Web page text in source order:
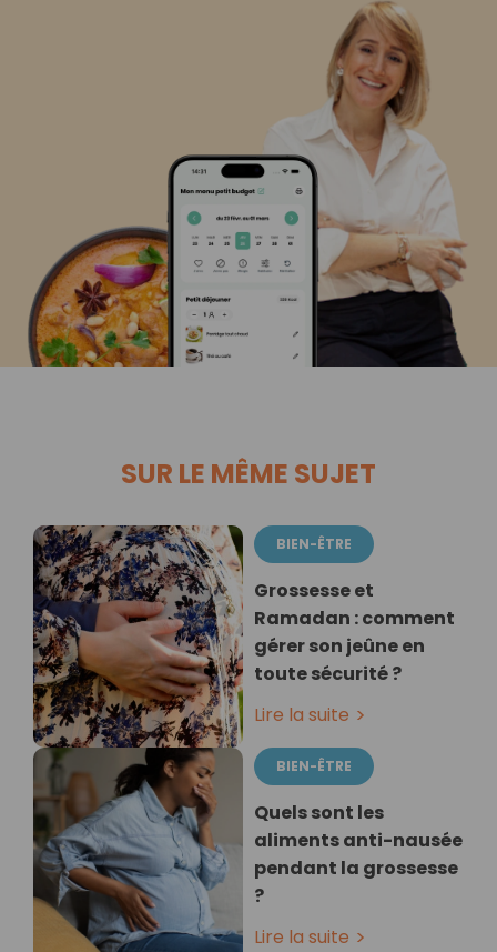
SUR LE MÊME SUJET
BIEN-ÊTRE
Grossesse et
Ramadan : comment
gérer son jeûne en
toute sécurité ?
Lire la suite
BIEN-ÊTRE
Quels sont les
aliments anti-nausée
pendant la grossesse
?
Lire la suite